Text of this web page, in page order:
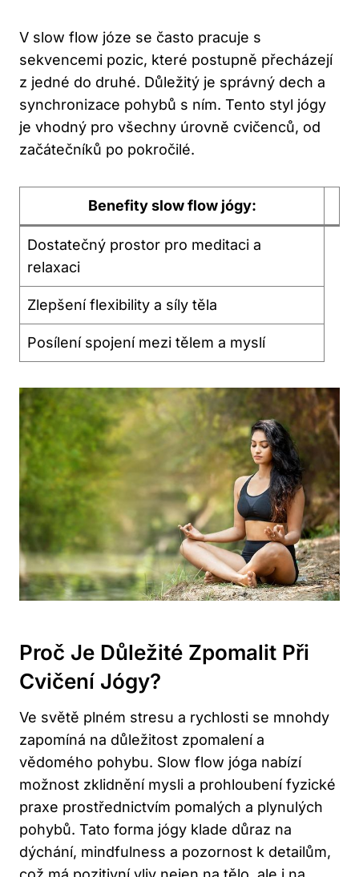
V slow flow józe ⁤se často pracuje ⁣s
sekvencemi pozic, které postupně přecházejí⁢
z jedné do druhé. Důležitý je správný dech a
synchronizace pohybů s ním. Tento styl jógy
je vhodný⁢ pro všechny úrovně⁤ cvičenců, od
začátečníků po pokročilé.
Benefity slow flow jógy:
Dostatečný⁢ prostor pro meditaci a
relaxaci
Zlepšení flexibility‌ a síly těla
Posílení spojení mezi tělem a myslí
Proč Je Důležité Zpomalit Při
Cvičení Jógy?
Ve světě ​plném ‌stresu a rychlosti se mnohdy ​
zapomíná na důležitost zpomalení a
vědomého pohybu. Slow flow jóga nabízí
možnost zklidnění mysli a prohloubení​ fyzické
praxe prostřednictvím pomalých a plynulých
pohybů. Tato forma jógy⁣ klade důraz na
dýchání, mindfulness a pozornost k detailům,